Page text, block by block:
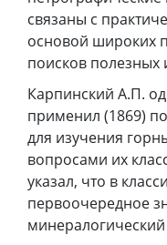
связаны с
основой широких
поисков полезных
Карпинский А.П.
применил (1869)
для изучения
вопросами их
указал, что в
первоочередное
минералогический